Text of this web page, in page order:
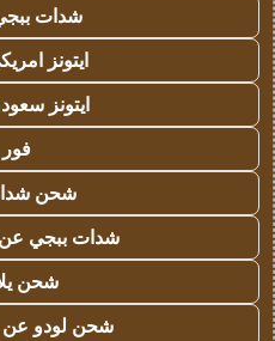
شدات
ايتونز
ايتونز
فور
شحن
شدات ببجي عن
شحن
شحن لودو عن